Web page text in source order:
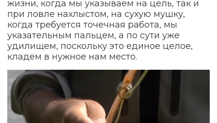
жизни, когда мы указываем на цель, так и
при ловле нахлыстом, на сухую мушку,
когда требуется точечная работа, мы
указательным пальцем, а по сути уже
удилищем, поскольку это единое целое,
кладем в нужное нам место.